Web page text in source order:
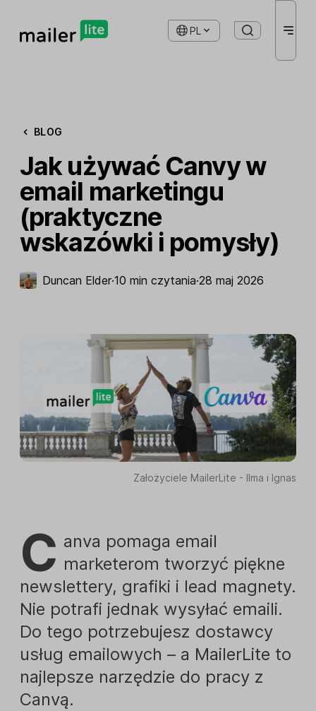
PL
BLOG
Jak używać Canvy w
email marketingu
(praktyczne
wskazówki i pomysły)
Duncan Elder·10 min czytania·28 maj 2026
Założyciele MailerLite - Ilma i Ignas
C anva pomaga email
marketerom tworzyć piękne
newslettery, grafiki i lead magnety.
Nie potrafi jednak wysyłać emaili.
Do tego potrzebujesz dostawcy
usług emailowych – a MailerLite to
najlepsze narzędzie do pracy z
Canvą.